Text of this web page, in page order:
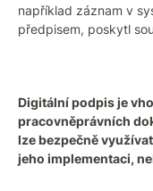
například záznam v
předpisem, poskytl
Digitální podpis je
pracovněprávních
lze bezpečně
jeho implementaci,